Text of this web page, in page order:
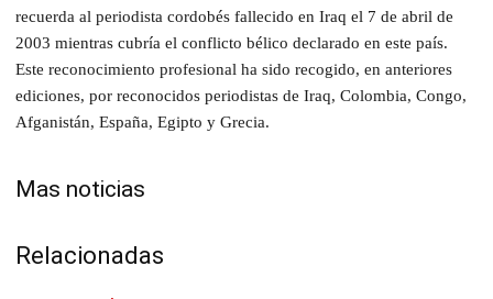
recuerda al periodista cordobés fallecido en Iraq el 7 de abril de
2003 mientras cubría el conflicto bélico declarado en este país.
Este reconocimiento profesional ha sido recogido, en anteriores
ediciones, por reconocidos periodistas de Iraq, Colombia, Congo,
Afganistán, España, Egipto y Grecia.
Mas noticias
Relacionadas